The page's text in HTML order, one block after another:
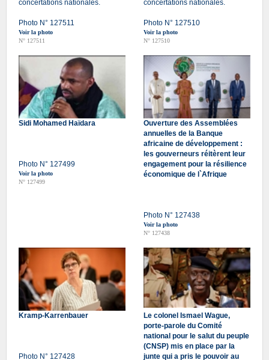
concertations nationales.
Photo N° 127511
Voir la photo
N° 127511
concertations nationales.
Photo N° 127510
Voir la photo
N° 127510
Sidi Mohamed Haïdara
Photo N° 127499
Voir la photo
N° 127499
Ouverture des Assemblées
annuelles de la Banque
africaine de développement :
les gouverneurs réitèrent leur
engagement pour la résilience
économique de l`Afrique
Photo N° 127438
Voir la photo
N° 127438
Kramp-Karrenbauer
Photo N° 127428
Le colonel Ismael Wague,
porte-parole du Comité
national pour le salut du peuple
(CNSP) mis en place par la
junte qui a pris le pouvoir au